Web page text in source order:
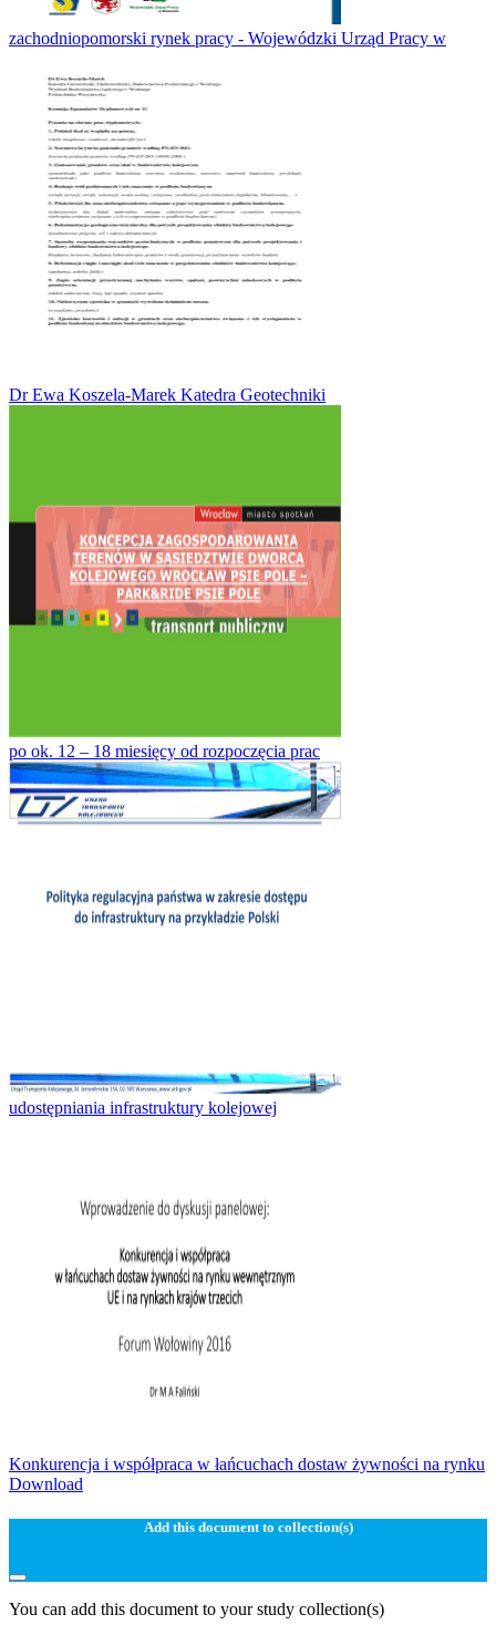
zachodniopomorski rynek pracy - Wojewódzki Urząd Pracy w
Dr Ewa Koszela-Marek Katedra Geotechniki
po ok. 12 – 18 miesięcy od rozpoczęcia prac
udostępniania infrastruktury kolejowej
Konkurencja i współpraca w łańcuchach dostaw żywności na rynku
Download
Add this document to collection(s)
You can add this document to your study collection(s)